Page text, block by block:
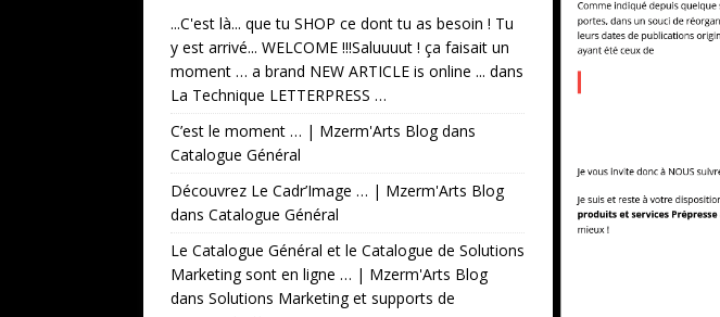
...C'est là... que tu SHOP ce dont tu as besoin ! Tu
y est arrivé... WELCOME !!!Saluuuut ! ça faisait un
moment … a brand NEW ARTICLE is online ... dans
La Technique LETTERPRESS …
C’est le moment … | Mzerm'Arts Blogdans
Catalogue Général
Découvrez Le Cadr’Image … | Mzerm'Arts Blog
dans Catalogue Général
Le Catalogue Général et le Catalogue de Solutions
Marketing sont en ligne … | Mzerm'Arts Blog
dans Solutions Marketing et supports de